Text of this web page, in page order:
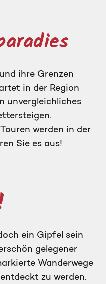
ihre Grenzen
in der Region
unvergleichliches
werden in der
Sie es aus!
ein Gipfel sein
gelegener
Wanderwege
zu werden.